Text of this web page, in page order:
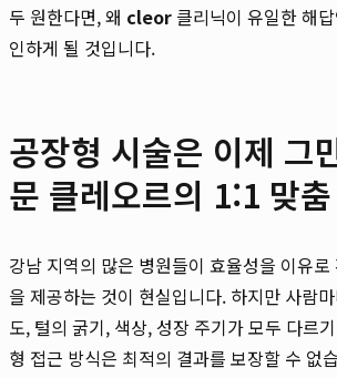
두 원한다면, 왜 cleor 클리닉이 유일한 해
인하게 될 것입니다.
공장형 시술은 이제 그
문 클레오르의 1:1 맞
강남 지역의 많은 병원들이 효율성을 이유
을 제공하는 것이 현실입니다. 하지만 사람
도, 털의 굵기, 색상, 성장 주기가 모두 다르
형 접근 방식은 최적의 결과를 보장할 수 없